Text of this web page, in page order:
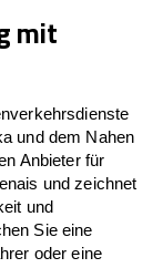
mit
und dem Nahen
Anbieter für
und zeichnet
und
Sie eine
oder eine